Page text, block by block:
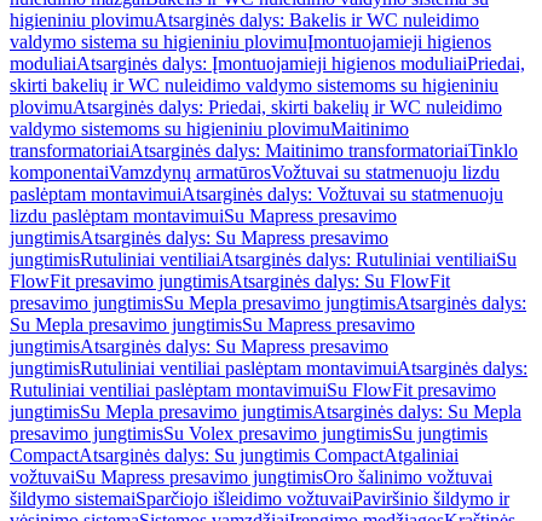
higieniniu plovimuAtsarginės dalys: Bakelis ir WC nuleidimo
valdymo sistema su higieniniu plovimuĮmontuojamieji higienos
moduliaiAtsarginės dalys: Įmontuojamieji higienos moduliaiPriedai,
skirti bakelių ir WC nuleidimo valdymo sistemoms su higieniniu
plovimuAtsarginės dalys: Priedai, skirti bakelių ir WC nuleidimo
valdymo sistemoms su higieniniu plovimuMaitinimo
transformatoriaiAtsarginės dalys: Maitinimo transformatoriaiTinklo
komponentaiVamzdynų armatūrosVožtuvai su statmenuoju lizdu
paslėptam montavimuiAtsarginės dalys: Vožtuvai su statmenuoju
lizdu paslėptam montavimuiSu Mapress presavimo
jungtimisAtsarginės dalys: Su Mapress presavimo
jungtimisRutuliniai ventiliaiAtsarginės dalys: Rutuliniai ventiliaiSu
FlowFit presavimo jungtimisAtsarginės dalys: Su FlowFit
presavimo jungtimisSu Mepla presavimo jungtimisAtsarginės dalys:
Su Mepla presavimo jungtimisSu Mapress presavimo
jungtimisAtsarginės dalys: Su Mapress presavimo
jungtimisRutuliniai ventiliai paslėptam montavimuiAtsarginės dalys:
Rutuliniai ventiliai paslėptam montavimuiSu FlowFit presavimo
jungtimisSu Mepla presavimo jungtimisAtsarginės dalys: Su Mepla
presavimo jungtimisSu Volex presavimo jungtimisSu jungtimis
CompactAtsarginės dalys: Su jungtimis CompactAtgaliniai
vožtuvaiSu Mapress presavimo jungtimisOro šalinimo vožtuvai
šildymo sistemaiSparčiojo išleidimo vožtuvaiPaviršinio šildymo ir